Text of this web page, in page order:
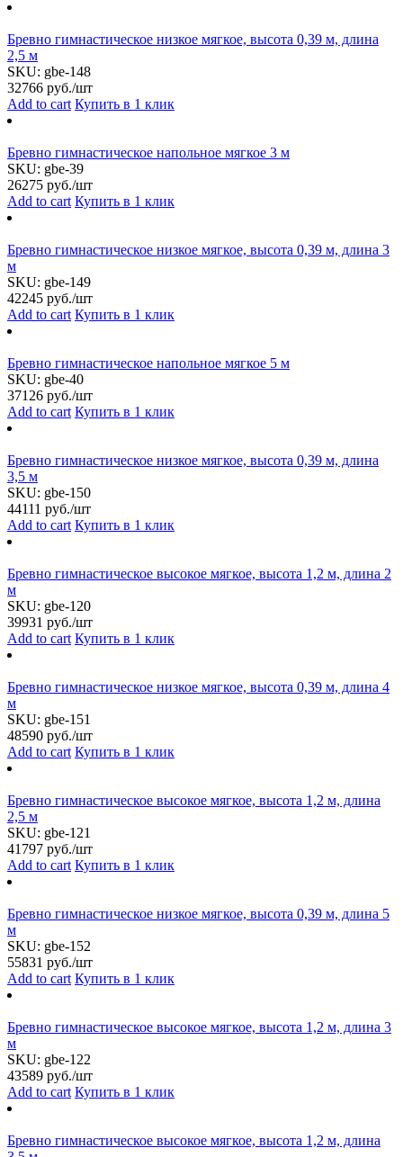
Бревно гимнастическое низкое мягкое, высота 0,39 м, длина
2,5 м
SKU: gbe-148
32766 руб./шт
Add to cart Купить в 1 клик
Бревно гимнастическое напольное мягкое 3 м
SKU: gbe-39
26275 руб./шт
Add to cart Купить в 1 клик
Бревно гимнастическое низкое мягкое, высота 0,39 м, длина 3
м
SKU: gbe-149
42245 руб./шт
Add to cart Купить в 1 клик
Бревно гимнастическое напольное мягкое 5 м
SKU: gbe-40
37126 руб./шт
Add to cart Купить в 1 клик
Бревно гимнастическое низкое мягкое, высота 0,39 м, длина
3,5 м
SKU: gbe-150
44111 руб./шт
Add to cart Купить в 1 клик
Бревно гимнастическое высокое мягкое, высота 1,2 м, длина 2
м
SKU: gbe-120
39931 руб./шт
Add to cart Купить в 1 клик
Бревно гимнастическое низкое мягкое, высота 0,39 м, длина 4
м
SKU: gbe-151
48590 руб./шт
Add to cart Купить в 1 клик
Бревно гимнастическое высокое мягкое, высота 1,2 м, длина
2,5 м
SKU: gbe-121
41797 руб./шт
Add to cart Купить в 1 клик
Бревно гимнастическое низкое мягкое, высота 0,39 м, длина 5
м
SKU: gbe-152
55831 руб./шт
Add to cart Купить в 1 клик
Бревно гимнастическое высокое мягкое, высота 1,2 м, длина 3
м
SKU: gbe-122
43589 руб./шт
Add to cart Купить в 1 клик
Бревно гимнастическое высокое мягкое, высота 1,2 м, длина